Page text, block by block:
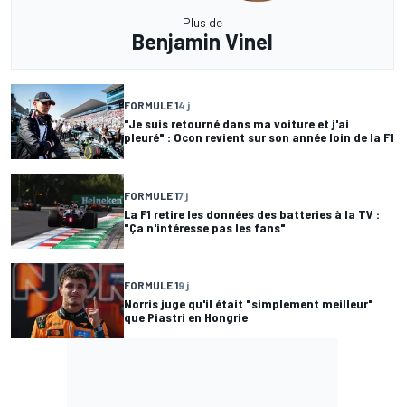
Plus de
Benjamin Vinel
FORMULE 14 j
"Je suis retourné dans ma voiture et j'ai
pleuré" : Ocon revient sur son année loin de la F1
FORMULE 17 j
La F1 retire les données des batteries à la TV :
"Ça n'intéresse pas les fans"
FORMULE 19 j
Norris juge qu'il était "simplement meilleur"
que Piastri en Hongrie